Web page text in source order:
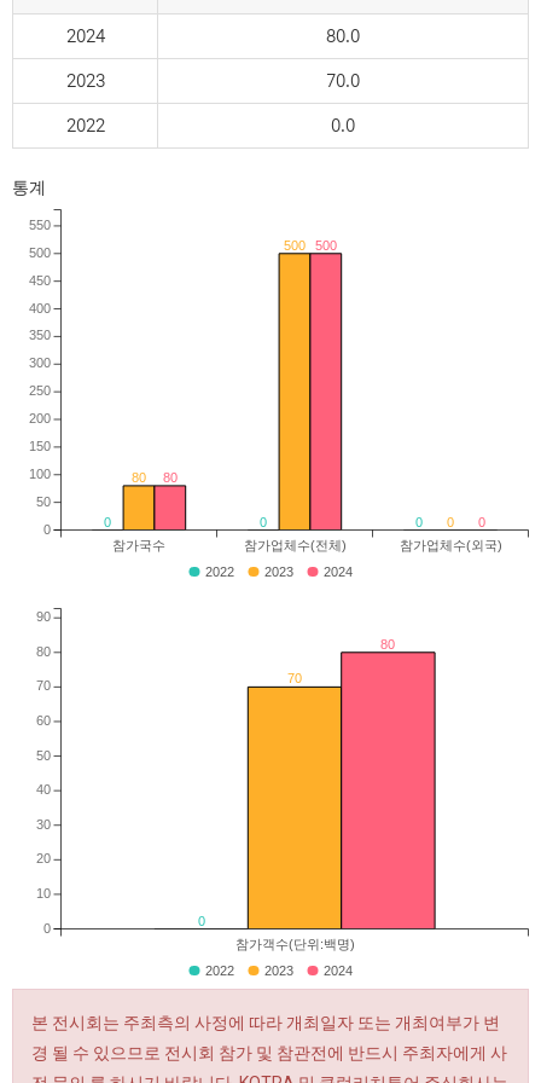
2024 80.0
2023 70.0
2022 0.0
통계
0 0 0
80
500
0
80
500
0
참가국수 참가업체수(전체) 참가업체수(외국)
0
50
100
150
200
250
300
350
400
450
500
550
2022 2023 2024
0
70
80
참가객수(단위:백명)
0
10
20
30
40
50
60
70
80
90
2022 2023 2024
본 전시회는 주최측의 사정에 따라 개최일자 또는 개최여부가 변
경 될 수 있으므로 전시회 참가 및 참관전에 반드시 주최자에게 사